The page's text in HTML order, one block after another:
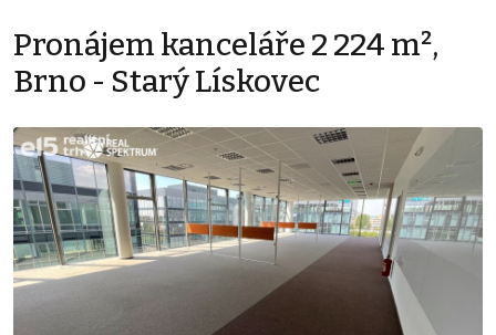
Pronájem kanceláře 2 224 m²,
Brno - Starý Lískovec